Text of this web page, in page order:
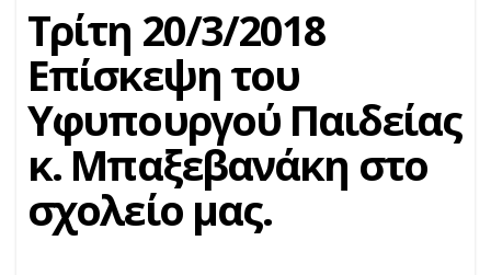
Τρίτη 20/3/2018
Επίσκεψη του
Υφυπουργού Παιδείας
κ. Μπαξεβανάκη στο
σχολείο μας.